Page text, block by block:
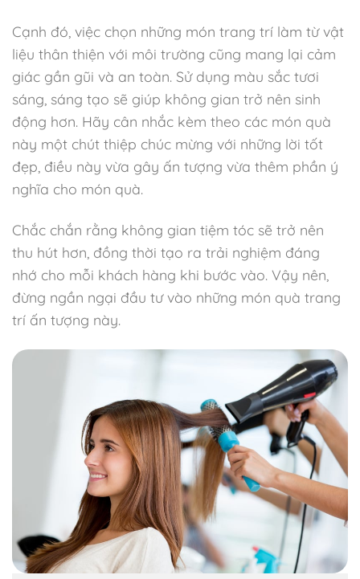
Cạnh đó, việc chọn những món trang trí làm từ vật
liệu thân thiện với môi trường cũng mang lại cảm
giác gần gũi và an toàn. Sử dụng màu sắc tươi
sáng, sáng tạo sẽ giúp không gian trở nên sinh
động hơn. Hãy cân nhắc kèm theo các món quà
này một chút thiệp chúc mừng với những lời tốt
đẹp, điều này vừa gây ấn tượng vừa thêm phần ý
nghĩa cho món quà.
Chắc chắn rằng không gian tiệm tóc sẽ trở nên
thu hút hơn, đồng thời tạo ra trải nghiệm đáng
nhớ cho mỗi khách hàng khi bước vào. Vậy nên,
đừng ngần ngại đầu tư vào những món quà trang
trí ấn tượng này.